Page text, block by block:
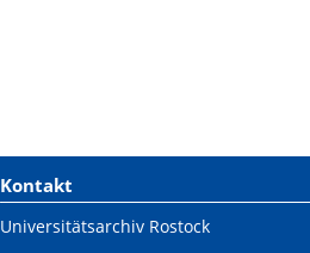
Kontakt
Universitätsarchiv Rostock